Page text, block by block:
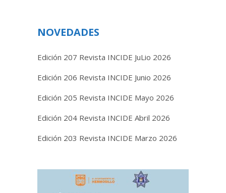
NOVEDADES
Edición 207 Revista INCIDE JuLio 2026
Edición 206 Revista INCIDE Junio 2026
Edición 205 Revista INCIDE Mayo 2026
Edición 204 Revista INCIDE Abril 2026
Edición 203 Revista INCIDE Marzo 2026